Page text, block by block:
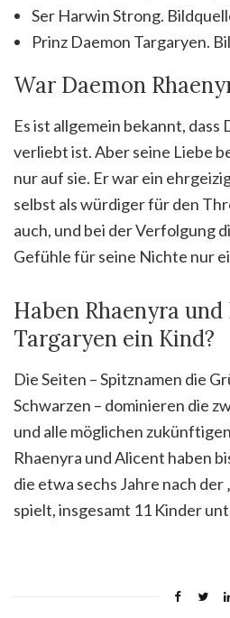
Ser Harwin Strong.
Prinz Daemon Targaryen.
War Daemon
Es ist allgemein bekannt, dass
verliebt ist. Aber seine Liebe
nur auf sie. Er war ein
selbst als würdiger für den
auch, und bei der Verfolgung
Gefühle für seine Nichte nur
Haben Rhaenyra
Targaryen ein Kind?
Die Seiten – Spitznamen die
Schwarzen – dominieren die
und alle möglichen
Rhaenyra und Alicent haben
die etwa sechs Jahre nach
spielt, insgesamt 11 Kinder